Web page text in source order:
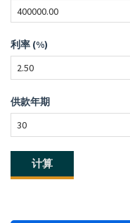
利率 (%)
供款年期